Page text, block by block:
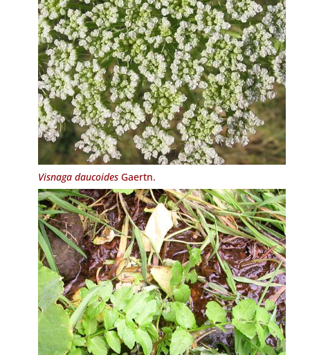
Visnaga daucoidesGaertn.